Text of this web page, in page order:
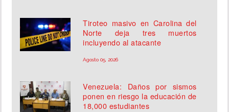
Tiroteo masivo en Carolina del
Norte deja tres muertos
incluyendo al atacante
Agosto 05, 2026
Venezuela: Daños por sismos
ponen en riesgo la educación de
18,000 estudiantes